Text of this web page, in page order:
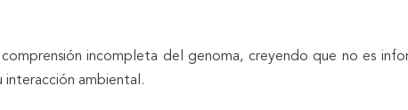
incompleta del genoma, creyendo que no es
interacción ambiental.